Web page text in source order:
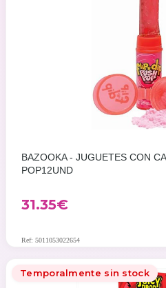
BAZOOKA - JUGUETES CON
POP12UND
31.35€
Ref: 5011053022654
Temporalmente sin stock